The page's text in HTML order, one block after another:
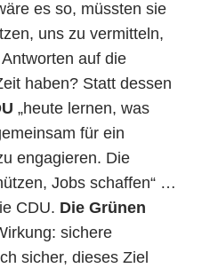
es so, müssten sie
uns zu vermitteln,
auf die
haben? Statt dessen
„heute lernen, was
für ein
engagieren. Die
Jobs schaffen“ …
CDU. Die Grünen
sichere
sicher, dieses Ziel